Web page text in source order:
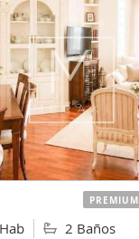
2 Baños
PREMIUM